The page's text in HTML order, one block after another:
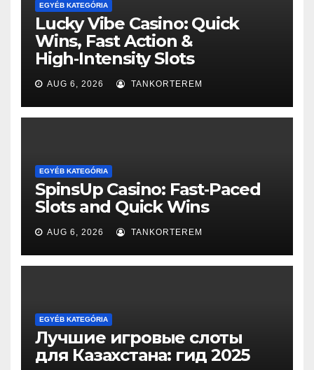
EGYÉB KATEGÓRIA
Lucky Vibe Casino: Quick
Wins, Fast Action &
High‑Intensity Slots
AUG 6, 2026 TANKORTEREM
EGYÉB KATEGÓRIA
SpinsUp Casino: Fast‑Paced
Slots and Quick Wins
AUG 6, 2026 TANKORTEREM
EGYÉB KATEGÓRIA
Лучшие игровые слоты
для Казахстана: гид 2025